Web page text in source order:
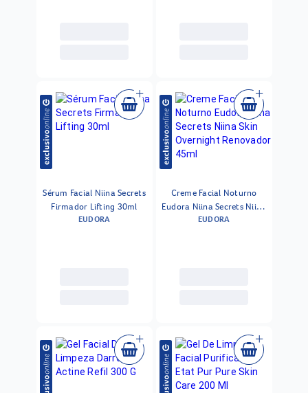
Sérum Facial Niina Secrets
Firmador Lifting 30ml
EUDORA
Creme Facial Noturno
Eudora Niina Secrets Niina
Skin Overnight Renovador
EUDORA